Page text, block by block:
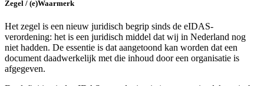
Zegel / (e)Waarmerk
Het zegel is een nieuw juridisch begrip sinds de eIDAS-
verordening: het is een juridisch middel dat wij in Nederland nog
niet hadden. De essentie is dat aangetoond kan worden dat een
document daadwerkelijk met die inhoud door een organisatie is
afgegeven.